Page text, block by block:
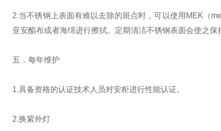
2.当不锈钢上表面有难以去除的斑点时，可以使用MEK（
亚安酯布或者海绵进行擦拭。定期清洁不锈钢表面会使之
五．每年维护
1.具备资格的认证技术人员对安柜进行性能认证。
2.换紫外灯